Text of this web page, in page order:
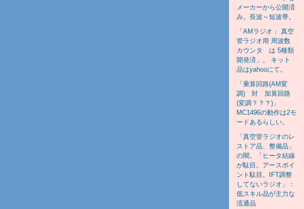
メーカーから公開済
み。長波～短波帯。
「AMラジオ： 真空
管ラジオ用 周波数
カウンタ は 5種類
開発済」。 キット
品はyahooにて。
「乗算回路(AM変
調) 対 加算回路
(変調？？？)」
MC1496の動作は2モ
ードあるらしい。
「真空管ラジオのレ
ストア品、整備品」
の闇。「ヒータ結線
が駄目。アースポイ
ント駄目。IFT調整
してないラジオ」：
低スキル品が主力な
流通品